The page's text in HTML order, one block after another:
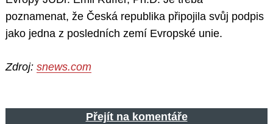
poznamenat, že Česká republika připojila svůj podpis
jako jedna z posledních zemí Evropské unie.
Zdroj: snews.com
Přejít na komentáře